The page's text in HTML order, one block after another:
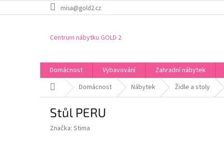
na
misa@gold2.cz
Centrum nábytku GOLD 2
Domácnost Vybavování Zahradní nábytek
Domů Domácnost Nábytek Židle a stoly
Stůl PERU
Značka: Stima